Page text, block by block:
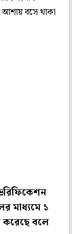
বসে থাকা
মাধ্যমে ১
বলে